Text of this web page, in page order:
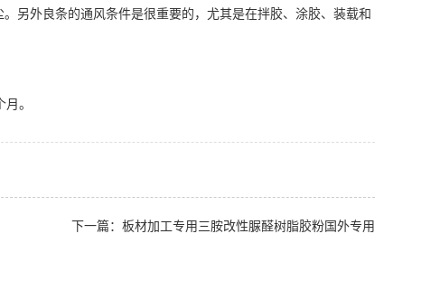
另外良条的通风条件是很重要的，尤其是在拌胶、涂胶、装载和
。
下一篇：板材加工专用三胺改性脲醛树脂胶粉国外专用